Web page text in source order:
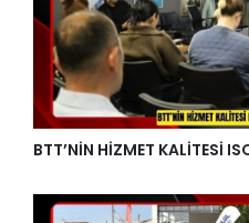
BTT’NİN HİZMET KALİTESİ